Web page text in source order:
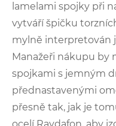
lamelami spojky při
vytváří špičku
mylně interpretován
Manažeři nákupu by
spojkami s jemným
přednastavenými
přesně tak, jak je